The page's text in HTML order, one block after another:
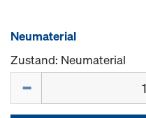
Neumaterial
Zustand: Neumaterial